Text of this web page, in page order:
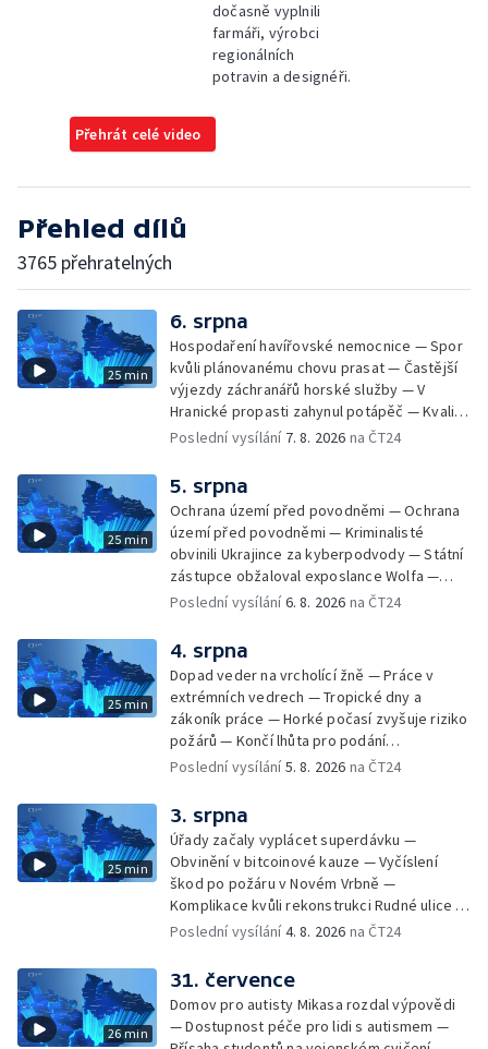
dočasně vyplnili
farmáři, výrobci
regionálních
potravin a designéři.
Přehrát celé video
Přehled dílů
3765 přehratelných
25 min
6. srpna
Hospodaření havířovské nemocnice — Spor
kvůli plánovanému chovu prasat — Častější
výjezdy záchranářů horské služby — V
Hranické propasti zahynul potápěč — Kvalita
vody ke koupání — Zavlažování zeleniny v
Kempování v horkém počasí — Výběr ze
sociálních sítí Události Ostrava — Zkoumání
horka na zastávkách MHD — Promítání filmu
Odyssea z 35 mm pásu
Poslední vysílání 7. 8. 2026 na ČT24
25 min
5. srpna
Ochrana území před povodněmi — Ochrana
území před povodněmi — Kriminalisté
obvinili Ukrajince za kyberpodvody — Státní
zástupce obžaloval exposlance Wolfa —
Péče o hospodářská zvířata ve vedrech —
depozitu Vlastivědného muzea Olomouc —
Zakládání nových dětských skupin — Výběr
ze sociálních sítí Události Ostrava — Tresty
pro fotbalisty za korupci — Po stopách
Gebharda Blüchera
Poslední vysílání6. 8. 2026 na ČT24
25 min
4. srpna
Dopad veder na vrcholící žně — Práce v
extrémních vedrech — Tropické dny a
zákoník práce — Horké počasí zvyšuje riziko
požárů — Končí lhůta pro podání
kandidátních listin — Končí lhůta pro podání
rozsudek v lihové kauze — Výročí
zavraždění Václava III. v Olomouci — Těžba
unikátní rašeliny pro lázně v Karlově
Studánce — Výběr ze sociálních sítí ČT —
Nový program pro léčbu obezity —
Olomoucké (nejen) shakespearovské léto
Poslední vysílání5. 8. 2026 na ČT24
25 min
3. srpna
Úřady začaly vyplácet superdávku —
Obvinění v bitcoinové kauze — Vyčíslení
škod po požáru v Novém Vrbně —
Komplikace kvůli rekonstrukci Rudné ulice —
Nárůst zájmu o klimatizace — Výluka vlaků
Protipovodňová opatření v Troubkách —
Zájem o bydlení na vysokoškolskýc kolejích
— Vrcholí sklizeň levandulí
Poslední vysílání4. 8. 2026 na ČT24
26 min
31. července
Domov pro autisty Mikasa rozdal výpovědi
— Dostupnost péče pro lidi s autismem —